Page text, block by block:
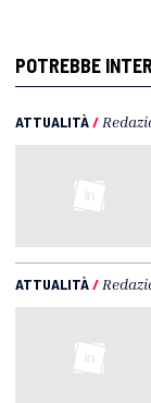
POTREBBE
ATTUALITÀ/
ATTUALITÀ/